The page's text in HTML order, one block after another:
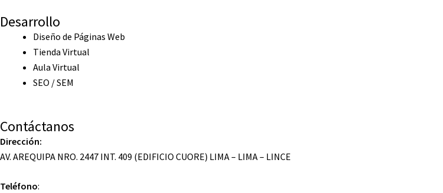
Desarrollo
Diseño de Páginas Web
Tienda Virtual
Aula Virtual
SEO / SEM
Contáctanos
Dirección:
AV. AREQUIPA NRO. 2447 INT. 409 (EDIFICIO CUORE) LIMA – LIMA – LINCE
Teléfono: